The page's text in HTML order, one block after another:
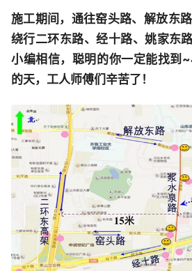
施工期间，通往窑头路、解放东
绕行二环东路、经十路、姚家东
小编相信，聪明的你一定能找到
的天，工人师傅们辛苦了！